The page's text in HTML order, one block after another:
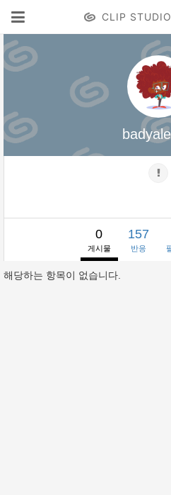
CLIP
0
게시물
157
반응
해당하는 항목이 없습니다.